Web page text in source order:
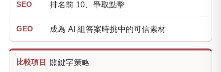
排名前 10、爭取點擊
成為 AI 組答案時挑中的可信素材
關鍵字策略